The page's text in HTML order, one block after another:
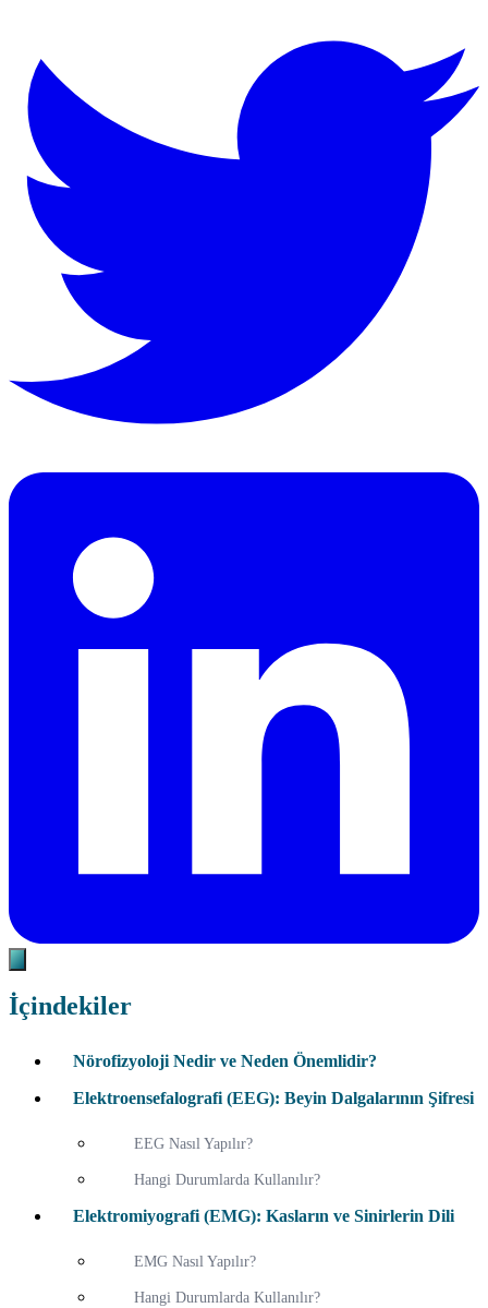
İçindekiler
Nörofizyoloji Nedir ve Neden Önemlidir?
Elektroensefalografi (EEG): Beyin Dalgalarının Şifresi
EEG Nasıl Yapılır?
Hangi Durumlarda Kullanılır?
Elektromiyografi (EMG): Kasların ve Sinirlerin Dili
EMG Nasıl Yapılır?
Hangi Durumlarda Kullanılır?